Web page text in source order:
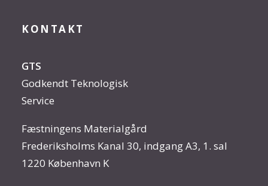
KONTAKT
GTS
Godkendt Teknologisk
Service
Fæstningens Materialgård
Frederiksholms Kanal 30, indgang A3, 1. sal
1220 København K